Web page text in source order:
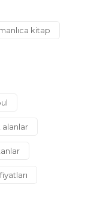
kitap
alanlar